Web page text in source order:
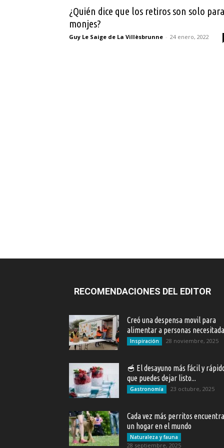
¿Quién dice que los retiros son solo para
monjes?
Guy Le Saige de La Villèsbrunne - 24 enero, 2022
RECOMENDACIONES DEL EDITOR
Creó una despensa movil para
alimentar a personas
Inspiración 28 noviembre, 2025
🥣 El desayuno más fácil y
que puedes dejar listo...
Gastronomía 23 octubre, 2025
Cada vez más perritos
un hogar en el mundo
Naturaleza y fauna
28 septiembre, 2025